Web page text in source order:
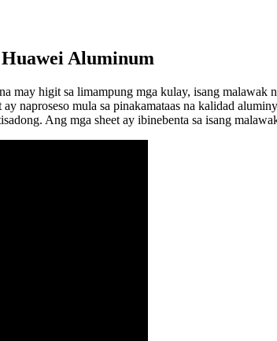
Aluminum
higit sa limampung mga kulay, isang malawak
naproseso mula sa pinakamataas na kalidad
Ang mga sheet ay ibinebenta sa isang